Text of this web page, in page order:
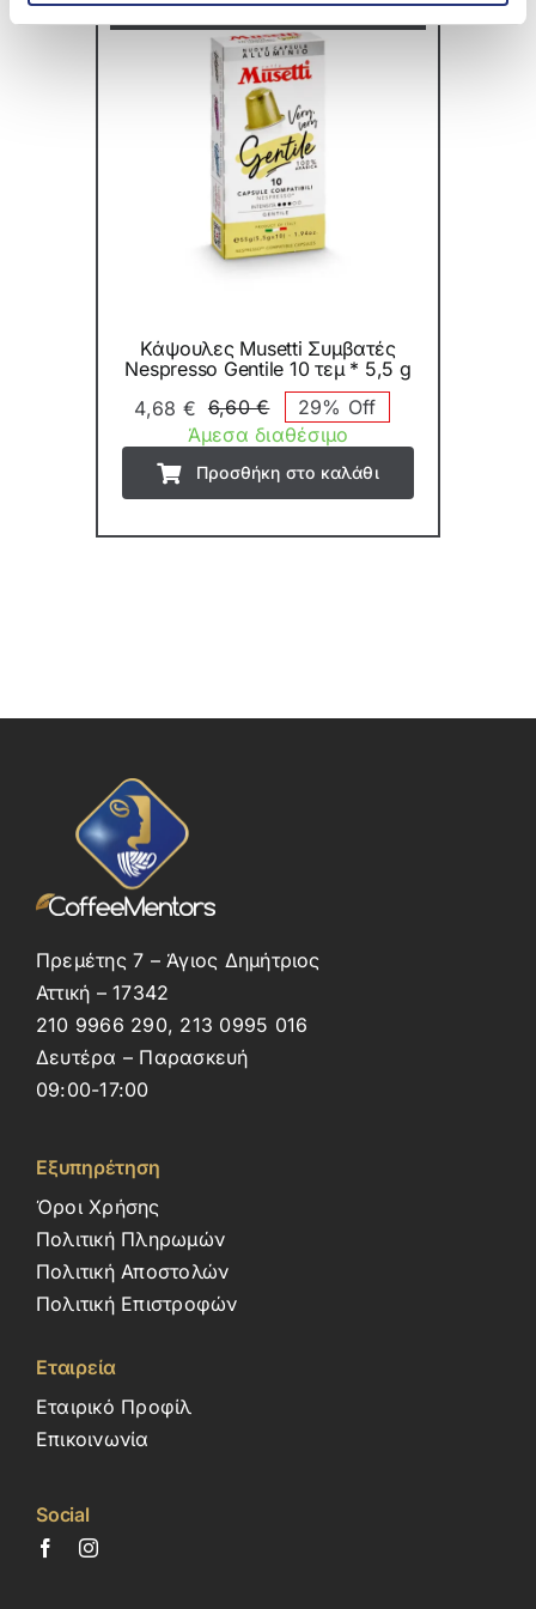
Κάψουλες Musetti Συμβατές
Nespresso Gentile 10 τεμ * 5,5 g
6,60€Original
price
was:
6,60 €.
4,68 €
Η
τρέχουσα
τιμή
είναι:
4,68 €.
29% Off
Άμεσα διαθέσιμο
Προσθήκη στο καλάθι
Πρεμέτης 7 – Άγιος Δημήτριος
Αττική – 17342
210 9966 290, 213 0995 016
Δευτέρα – Παρασκευή
09:00-17:00
Εξυπηρέτηση
Όροι Χρήσης
Πολιτική Πληρωμών
Πολιτική Αποστολών
Πολιτική Επιστροφών
Εταιρεία
Εταιρικό Προφίλ
Επικοινωνία
Social